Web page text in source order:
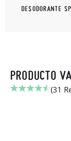
DESODORANTE
PRODUCTO
(31